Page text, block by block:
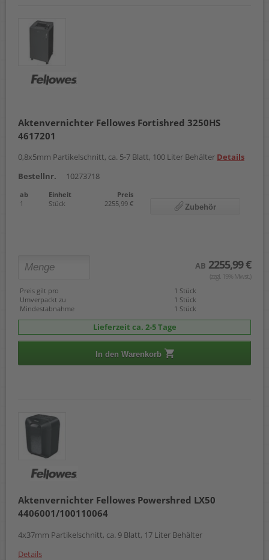
Aktenvernichter Fellowes Fortishred 3250HS
4617201
0,8x5mm Partikelschnitt, ca. 5-7 Blatt, 100 Liter Behälter Details
Bestellnr.
10273718
ab Einheit
Preis
1
Stück 2255,99 € Zubehör
AB 2255,99 €
(zzgl. 19% Mwst.)
Preis gilt pro
1 Stück
Umverpackt zu
1 Stück
Mindestabnahme
1 Stück
Lieferzeit ca. 2-5 Tage
In den Warenkorb
Aktenvernichter Fellowes Powershred LX50
4406001/100110064
4x37mm Partikelschnitt, ca. 9 Blatt, 17 Liter Behälter
Details